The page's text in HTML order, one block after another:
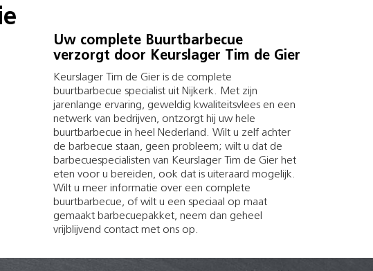
Uw complete Buurtbarbecue
verzorgt door Keurslager Tim de Gier
Keurslager Tim de Gier is de complete
buurtbarbecue specialist uit Nijkerk. Met zijn
jarenlange ervaring, geweldig kwaliteitsvlees en een
netwerk van bedrijven, ontzorgt hij uw hele
buurtbarbecue in heel Nederland. Wilt u zelf achter
de barbecue staan, geen probleem; wilt u dat de
barbecuespecialisten van Keurslager Tim de Gier het
eten voor u bereiden, ook dat is uiteraard mogelijk.
Wilt u meer informatie over een complete
buurtbarbecue, of wilt u een speciaal op maat
gemaakt barbecuepakket, neem dan geheel
vrijblijvend contact met ons op.